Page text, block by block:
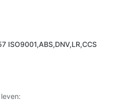
ISO9001,ABS,DNV,LR,CCS